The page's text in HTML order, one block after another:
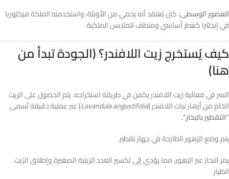
العصور الوسطى:كان يُعتقد أنه يحمي من الأوبئة، واستخدمته الملكة فيكتوريا
في إنجلترا كعطر أساسي ومنظف للملابس الملكية.
كيف يُستخرج زيت اللافندر؟ (الجودة تبدأ من
هنا)
السر في فعالية زيت اللافندر يكمن في طريقة استخراجه. يتم الحصول على الزيت
الخام من أزهار نبات اللافندر (Lavandula angustifolia) عبر عملية دقيقة تُسمى
“التقطير بالبخار”.
يتم وضع الزهور الطازجة في جهاز تقطير.
يمر البخار عبر الزهور، مما يؤدي إلى تكسير الغدد الزيتية الصغيرة وإطلاق الزيت
الطيار.